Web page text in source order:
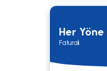
Her
Faturalı